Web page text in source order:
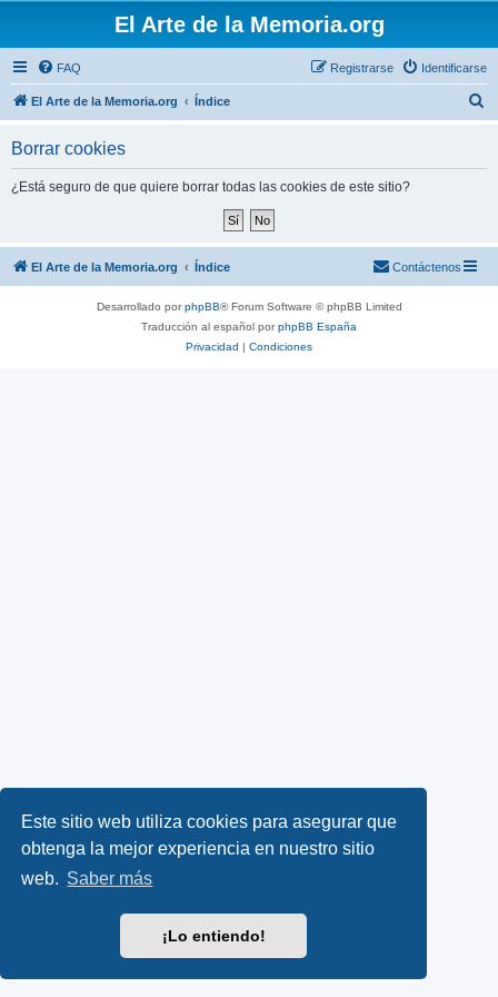
Este sitio web utiliza cookies para asegurar que
obtenga la mejor experiencia en nuestro sitio
web. Saber más
¡Lo entiendo!
El Arte de la Memoria.org
FAQ Identificarse
Registrarse
El Arte de la Memoria.org Índice
Borrar cookies
¿Está seguro de que quiere borrar todas las cookies de este sitio?
El Arte de la Memoria.org Índice Contáctenos
Desarrollado porphpBB® Forum Software © phpBB Limited
Traducción al español porphpBB España
Privacidad | Condiciones